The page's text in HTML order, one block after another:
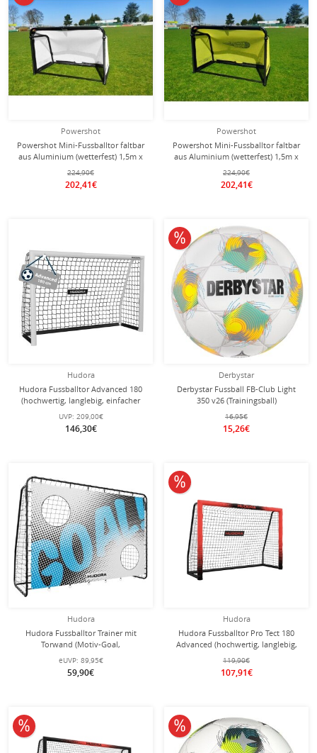
Powershot
Powershot Mini-Fussballtor faltbar
aus Aluminium (wetterfest) 1,5m x
1m - weiss -
224,90€
202,41€
Powershot
Powershot Mini-Fussballtor faltbar
aus Aluminium (wetterfest) 1,5m x
1m - gelb -
224,90€
202,41€
Hudora
Hudora Fussballtor Advanced 180
(hochwertig, langlebig, einfacher
Aufbau) weiss - 180x120x60cm
UVP: 209,00€
146,30€
Derbystar
Derbystar Fussball FB-Club Light
350 v26 (Trainingsball)
weiss/gelb/grün - 1 Ball
16,95€
15,26€
10% reduziert
Hudora
Hudora Fussballtor Trainer mit
Torwand (Motiv-Goal,
strapazierfähig, sicherer Halt)
schwarz - 213x152x76cm
eUVP: 89,95€
59,90€
Hudora
Hudora Fussballtor Pro Tect 180
Advanced (hochwertig, langlebig,
einfacher Aufbau) rot -
180x120x60cm
119,90€
107,91€
10% reduziert
10% reduziert 10% reduziert